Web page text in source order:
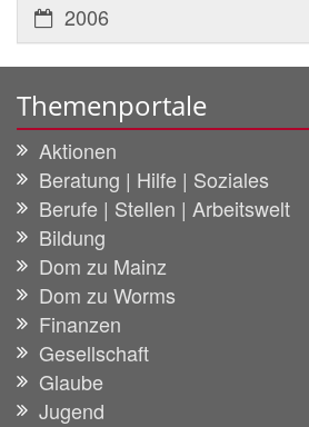
2006
Themenportale
Aktionen
Beratung | Hilfe | Soziales
Berufe | Stellen | Arbeitswelt
Bildung
Dom zu Mainz
Dom zu Worms
Finanzen
Gesellschaft
Glaube
Jugend